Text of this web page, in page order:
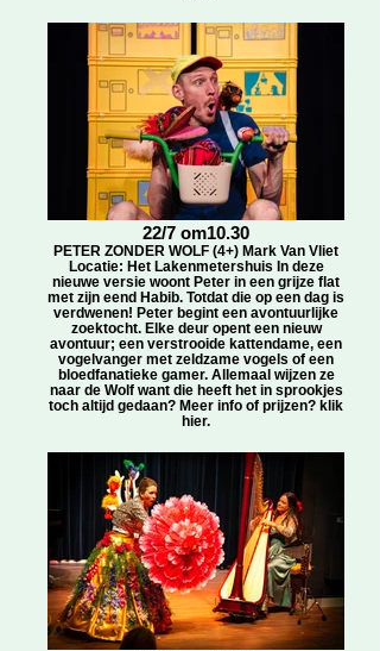
22/7 om10.30
PETER ZONDER WOLF (4+) Mark Van Vliet
Locatie: Het Lakenmetershuis In deze
nieuwe versie woont Peter in een grijze flat
met zijn eend Habib. Totdat die op een dag is
verdwenen! Peter begint een avontuurlijke
zoektocht. Elke deur opent een nieuw
avontuur; een verstrooide kattendame, een
vogelvanger met zeldzame vogels of een
bloedfanatieke gamer. Allemaal wijzen ze
naar de Wolf want die heeft het in sprookjes
toch altijd gedaan? Meer info of prijzen? klik
hier.